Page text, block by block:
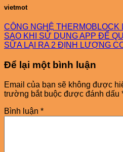
vietmot
CÔNG NGHỆ THERMOBLOCK
SAO KHI SỬ DỤNG APP ĐỂ
SỮA LẠI RA 2 ĐỊNH LƯỢNG
Để lại một bình luận
Email của bạn sẽ không được
trường bắt buộc được đánh dấu
Bình luận *